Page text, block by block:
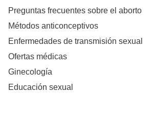
Preguntas frecuentes sobre el aborto
Métodos anticonceptivos
Enfermedades de transmisión sexual
Ofertas médicas
Ginecología
Educación sexual